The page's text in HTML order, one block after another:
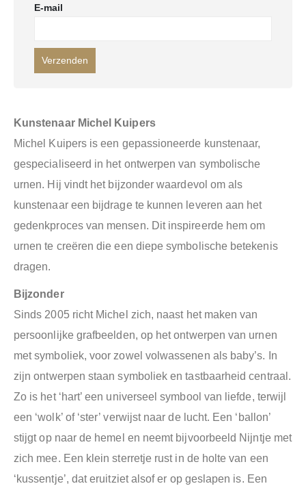
E-mail
Kunstenaar Michel Kuipers
Michel Kuipers is een gepassioneerde kunstenaar,
gespecialiseerd in het ontwerpen van symbolische
urnen. Hij vindt het bijzonder waardevol om als
kunstenaar een bijdrage te kunnen leveren aan het
gedenkproces van mensen. Dit inspireerde hem om
urnen te creëren die een diepe symbolische betekenis
dragen.
Bijzonder
Sinds 2005 richt Michel zich, naast het maken van
persoonlijke grafbeelden, op het ontwerpen van urnen
met symboliek, voor zowel volwassenen als baby’s. In
zijn ontwerpen staan symboliek en tastbaarheid centraal.
Zo is het ‘hart’ een universeel symbool van liefde, terwijl
een ‘wolk’ of ‘ster’ verwijst naar de lucht. Een ‘ballon’
stijgt op naar de hemel en neemt bijvoorbeeld Nijntje met
zich mee. Een klein sterretje rust in de holte van een
‘kussentje’, dat eruitziet alsof er op geslapen is. Een